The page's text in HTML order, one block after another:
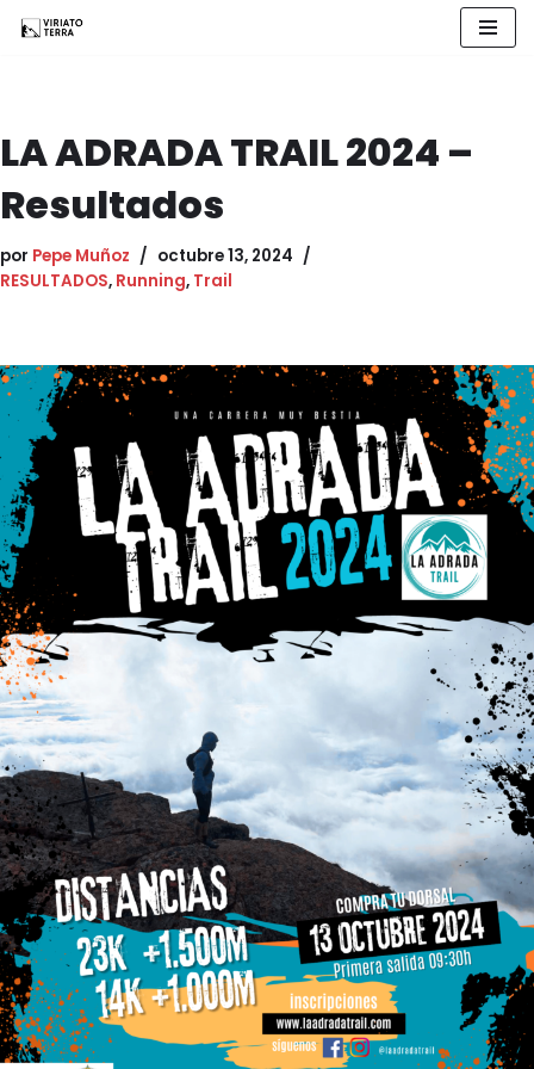
LA ADRADA TRAIL 2024 –
Resultados
por Pepe Muñoz
octubre 13, 2024
RESULTADOS, Running, Trail